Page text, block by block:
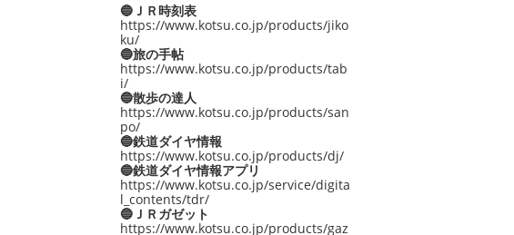
🔵ＪＲ時刻表
https://www.kotsu.co.jp/products/jiko
ku/
🔵旅の手帖
https://www.kotsu.co.jp/products/tab
i/
🔵散歩の達人
https://www.kotsu.co.jp/products/san
po/
🔵鉄道ダイヤ情報
https://www.kotsu.co.jp/products/dj/
🔵鉄道ダイヤ情報アプリ
https://www.kotsu.co.jp/service/digita
l_contents/tdr/
🔵ＪＲガゼット
https://www.kotsu.co.jp/products/gaz